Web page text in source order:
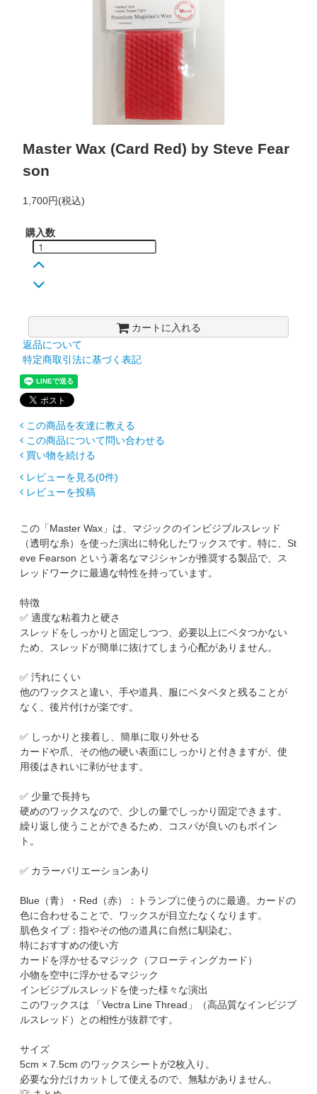
Master Wax (Card Red) by Steve Fear
son
1,700円(税込)
購入数
カートに入れる
返品について
特定商取引法に基づく表記
この商品を友達に教える
この商品について問い合わせる
買い物を続ける
レビューを見る(0件)
レビューを投稿
この「Master Wax」は、マジックのインビジブルスレッド
（透明な糸）を使った演出に特化したワックスです。特に、St
eve Fearson という著名なマジシャンが推奨する製品で、ス
レッドワークに最適な特性を持っています。
特徴
✅ 適度な粘着力と硬さ
スレッドをしっかりと固定しつつ、必要以上にベタつかない
ため、スレッドが簡単に抜けてしまう心配がありません。
✅ 汚れにくい
他のワックスと違い、手や道具、服にベタベタと残ることが
なく、後片付けが楽です。
✅ しっかりと接着し、簡単に取り外せる
カードや爪、その他の硬い表面にしっかりと付きますが、使
用後はきれいに剥がせます。
✅ 少量で長持ち
硬めのワックスなので、少しの量でしっかり固定できます。
繰り返し使うことができるため、コスパが良いのもポイン
ト。
✅ カラーバリエーションあり
Blue（青）・Red（赤）：トランプに使うのに最適。カードの
色に合わせることで、ワックスが目立たなくなります。
肌色タイプ：指やその他の道具に自然に馴染む。
特におすすめの使い方
カードを浮かせるマジック（フローティングカード）
小物を空中に浮かせるマジック
インビジブルスレッドを使った様々な演出
このワックスは 「Vectra Line Thread」（高品質なインビジブ
ルスレッド）との相性が抜群です。
サイズ
5cm × 7.5cm のワックスシートが2枚入り。
必要な分だけカットして使えるので、無駄がありません。